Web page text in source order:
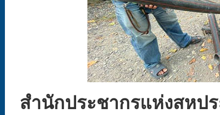
สำนักประชากรแห่งสห